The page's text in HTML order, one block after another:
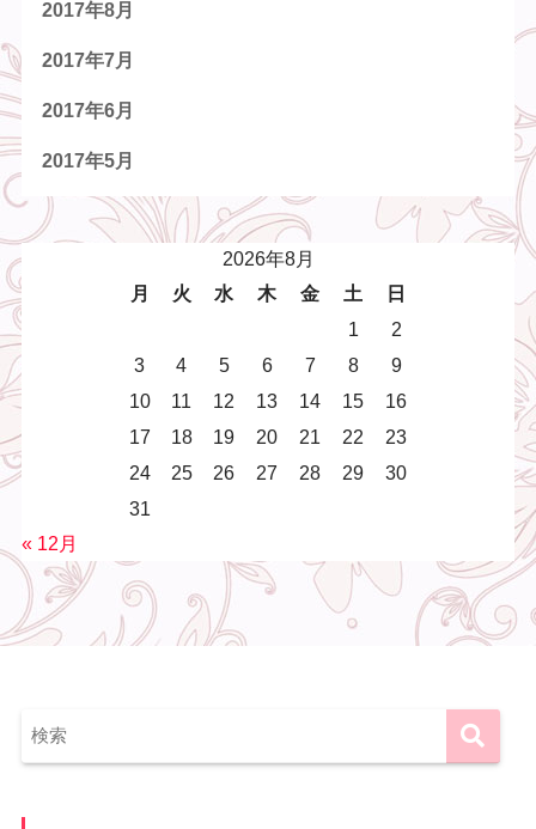
2017年8月
2017年7月
2017年6月
2017年5月
2026年8月
月
火 水 木 金 土
日
1
2
3
4 5 6 7 8
9
10
11 12 13 14 15
16
17
18 19 20 21 22
23
24
25 26 27 28 29
30
31
« 12月